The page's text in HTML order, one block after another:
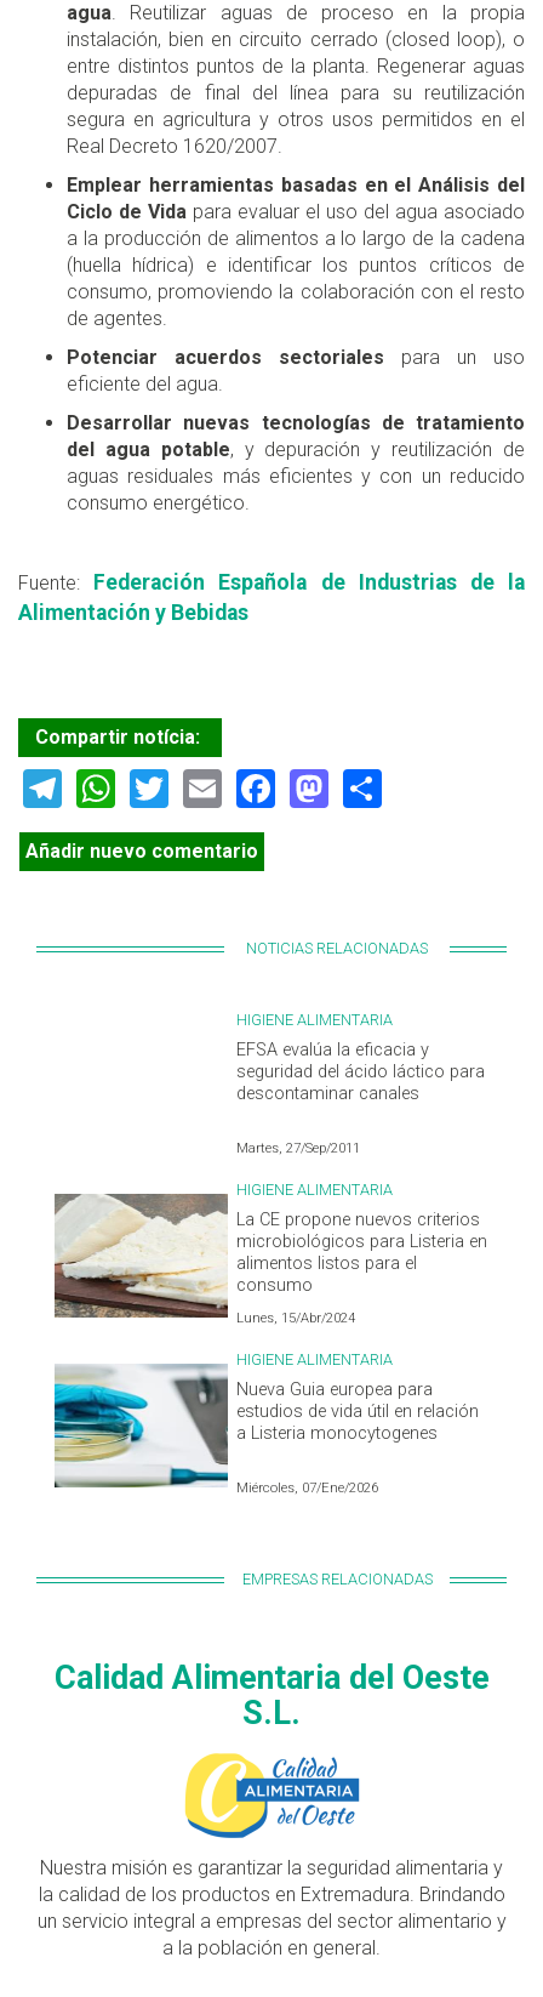
agua. Reutilizar aguas de proceso en la propia
instalación, bien en circuito cerrado (closed loop), o
entre distintos puntos de la planta. Regenerar aguas
depuradas de final del línea para su reutilización
segura en agricultura y otros usos permitidos en el
Real Decreto 1620/2007.
Emplear herramientas basadas en el Análisis del
Ciclo de Vida para evaluar el uso del agua asociado
a la producción de alimentos a lo largo de la cadena
(huella hídrica) e identificar los puntos críticos de
consumo, promoviendo la colaboración con el resto
de agentes.
Potenciar acuerdos sectoriales para un uso
eficiente del agua.
Desarrollar nuevas tecnologías de tratamiento
del agua potable, y depuración y reutilización de
aguas residuales más eficientes y con un reducido
consumo energético.
Fuente:
Federación Española de Industrias de la
Alimentación y Bebidas
Compartir notícia:
Telegram
WhatsApp
TwitterEmailFacebook
Mastodon
Añadir nuevo comentario
NOTICIAS RELACIONADAS
HIGIENE ALIMENTARIA
EFSA evalúa la eficacia y
seguridad del ácido láctico para
descontaminar canales
Martes, 27/Sep/2011
HIGIENE ALIMENTARIA
La CE propone nuevos criterios
microbiológicos para Listeria en
alimentos listos para el
consumo
Lunes, 15/Abr/2024
HIGIENE ALIMENTARIA
Nueva Guia europea para
estudios de vida útil en relación
a Listeria monocytogenes
Miércoles, 07/Ene/2026
EMPRESAS RELACIONADAS
Calidad Alimentaria del Oeste
S.L.
Nuestra misión es garantizar la seguridad alimentaria y
la calidad de los productos en Extremadura. Brindando
un servicio integral a empresas del sector alimentario y
a la población en general.